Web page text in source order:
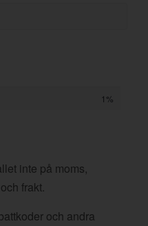
1%
inte på moms,
frakt.
och andra